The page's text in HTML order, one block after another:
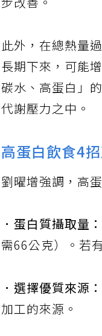
步改善。
此外，在總熱量
長期下來，可能
碳水、高蛋白」
代謝壓力之中。
高蛋白飲食4
劉曜增強調，高
．蛋白質攝取量：
需66公克）。若
．選擇優質來源
加工的來源。